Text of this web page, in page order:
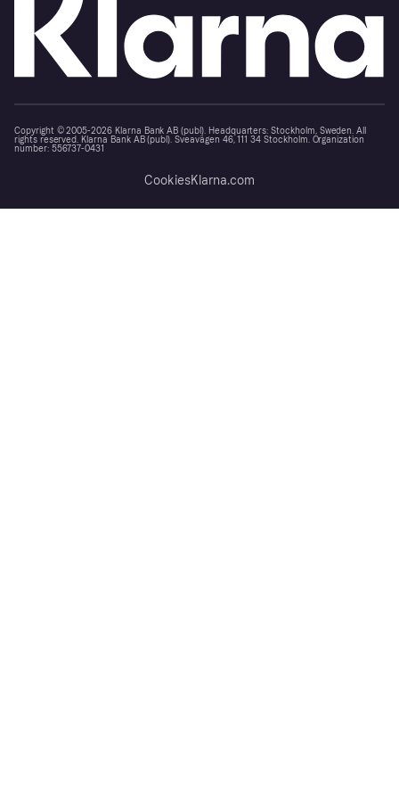
Copyright © 2005-2026 Klarna Bank AB (publ). Headquarters: Stockholm, Sweden. All
rights reserved. Klarna Bank AB (publ). Sveavägen 46, 111 34 Stockholm. Organization
number: 556737-0431
CookiesKlarna.com